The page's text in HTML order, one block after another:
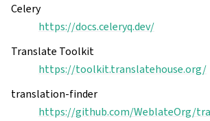
Celery
https://docs.celeryq.dev/
Translate Toolkit
https://toolkit.translatehouse.org/
translation-finder
https://github.com/WeblateOrg/